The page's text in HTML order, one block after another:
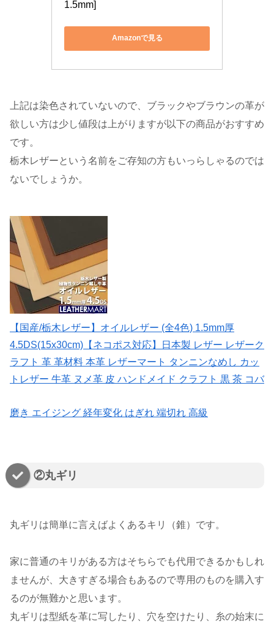
1.5mm]
Amazonで見る
上記は染色されていないので、ブラックやブラウンの革が
欲しい方は少し値段は上がりますが以下の商品がおすすめ
です。
栃木レザーという名前をご存知の方もいっらしゃるのでは
ないでしょうか。
【国産/栃木レザー】オイルレザー (全4色) 1.5mm厚
4.5DS(15x30cm)【ネコポス対応】日本製 レザー レザーク
ラフト 革 革材料 本革 レザーマート タンニンなめし カッ
トレザー 牛革 ヌメ革 皮 ハンドメイド クラフト 黒 茶 コバ
磨き エイジング 経年変化 はぎれ 端切れ 高級
②丸ギリ
丸ギリは簡単に言えばよくあるキリ（錐）です。
家に普通のキリがある方はそちらでも代用できるかもしれ
ませんが、大きすぎる場合もあるので専用のものを購入す
るのが無難かと思います。
丸ギリは型紙を革に写したり、穴を空けたり、糸の始末に